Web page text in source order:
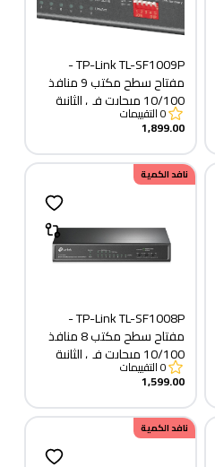
TP-Link TL-SF1009P -
مفتاح سطح مكتب 9 منافذ
10/100 ميجابت في الثانية
مع 8 منافذ PoE+0التقييمات
1,899.00
نافد الكمية
TP-Link TL-SF1008P -
مفتاح سطح مكتب 8 منافذ
10/100 ميجابت في الثانية
مع 4 منافذ PoE+0التقييمات
1,599.00
نافد الكمية